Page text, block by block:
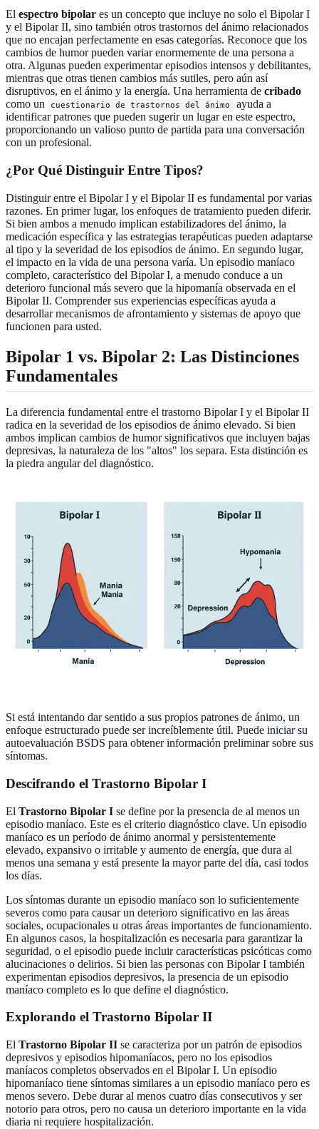
El espectro bipolar es un concepto que incluye no solo el Bipolar I
y el Bipolar II, sino también otros trastornos del ánimo relacionados
que no encajan perfectamente en esas categorías. Reconoce que los
cambios de humor pueden variar enormemente de una persona a
otra. Algunas pueden experimentar episodios intensos y debilitantes,
mientras que otras tienen cambios más sutiles, pero aún así
disruptivos, en el ánimo y la energía. Una herramienta de cribado
como un
cuestionario de trastornos del ánimo
ayuda a
identificar patrones que pueden sugerir un lugar en este espectro,
proporcionando un valioso punto de partida para una conversación
con un profesional.
¿Por Qué Distinguir Entre Tipos?
Distinguir entre el Bipolar I y el Bipolar II es fundamental por varias
razones. En primer lugar, los enfoques de tratamiento pueden diferir.
Si bien ambos a menudo implican estabilizadores del ánimo, la
medicación específica y las estrategias terapéuticas pueden adaptarse
al tipo y la severidad de los episodios de ánimo. En segundo lugar,
el impacto en la vida de una persona varía. Un episodio maníaco
completo, característico del Bipolar I, a menudo conduce a un
deterioro funcional más severo que la hipomanía observada en el
Bipolar II. Comprender sus experiencias específicas ayuda a
desarrollar mecanismos de afrontamiento y sistemas de apoyo que
funcionen para usted.
Bipolar 1 vs. Bipolar 2: Las Distinciones
Fundamentales
La diferencia fundamental entre el trastorno Bipolar I y el Bipolar II
radica en la severidad de los episodios de ánimo elevado. Si bien
ambos implican cambios de humor significativos que incluyen bajas
depresivas, la naturaleza de los "altos" los separa. Esta distinción es
la piedra angular del diagnóstico.
Si está intentando dar sentido a sus propios patrones de ánimo, un
enfoque estructurado puede ser increíblemente útil. Puede iniciar su
autoevaluación BSDS para obtener información preliminar sobre sus
síntomas.
Descifrando el Trastorno Bipolar I
El Trastorno Bipolar I se define por la presencia de al menos un
episodio maníaco. Este es el criterio diagnóstico clave. Un episodio
maníaco es un período de ánimo anormal y persistentemente
elevado, expansivo o irritable y aumento de energía, que dura al
menos una semana y está presente la mayor parte del día, casi todos
los días.
Los síntomas durante un episodio maníaco son lo suficientemente
severos como para causar un deterioro significativo en las áreas
sociales, ocupacionales u otras áreas importantes de funcionamiento.
En algunos casos, la hospitalización es necesaria para garantizar la
seguridad, o el episodio puede incluir características psicóticas como
alucinaciones o delirios. Si bien las personas con Bipolar I también
experimentan episodios depresivos, la presencia de un episodio
maníaco completo es lo que define el diagnóstico.
Explorando el Trastorno Bipolar II
El Trastorno Bipolar II se caracteriza por un patrón de episodios
depresivos y episodios hipomaníacos, pero no los episodios
maníacos completos observados en el Bipolar I. Un episodio
hipomaníaco tiene síntomas similares a un episodio maníaco pero es
menos severo. Debe durar al menos cuatro días consecutivos y ser
notorio para otros, pero no causa un deterioro importante en la vida
diaria ni requiere hospitalización.